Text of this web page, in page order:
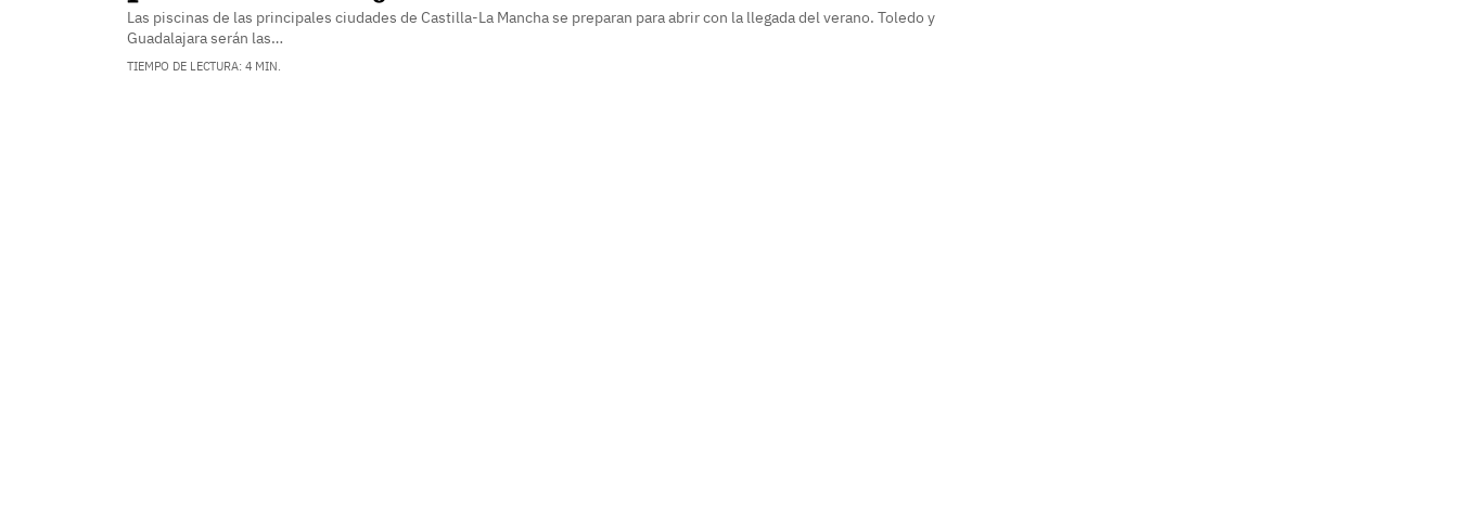
Las piscinas de las principales ciudades de Castilla-La Mancha se preparan para abrir con la llegada del verano. Toledo y
Guadalajara serán las…
TIEMPO DE LECTURA: 4 MIN.